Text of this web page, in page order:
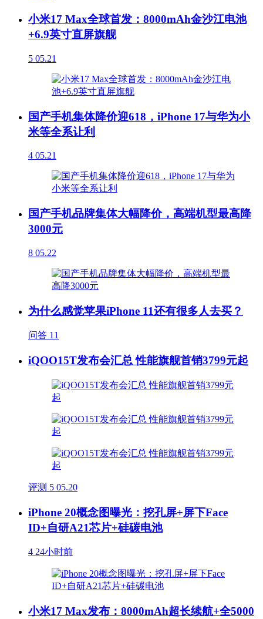
小米17 Max全球首发：8000mAh金沙江电池
+6.9英寸直屏旗舰
5 05.21
国产手机集体降价迎618，iPhone 17与华为小
米等全系让利
4 05.21
国产手机品牌集体大幅降价，高端机型最高降
3000元
8 05.22
为什么感觉苹果iPhone 11还有很多人去买？
问答 11
iQOO15T发布会汇总 性能旗舰首销3799元起
评测 5 05.20
iPhone 20概念图曝光：挖孔屏+屏下Face
ID+自研A21芯片+硅碳电池
4 24小时前
小米17 Max发布：8000mAh超长续航+全5000